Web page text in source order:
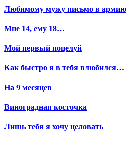
Любимому мужу письмо в армию
Мне 14, ему 18…
Мой первый поцелуй
Как быстро я в тебя влюбился…
На 9 месяцев
Виноградная косточка
Лишь тебя я хочу целовать